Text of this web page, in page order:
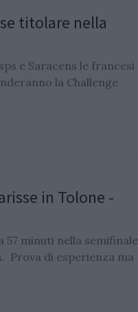
titolare nella
e Saracens le francesi
la Challenge
in Tolone -
minuti nella semifinale
Prova di esperienza ma